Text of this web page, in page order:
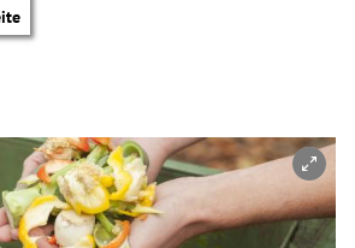
schließen